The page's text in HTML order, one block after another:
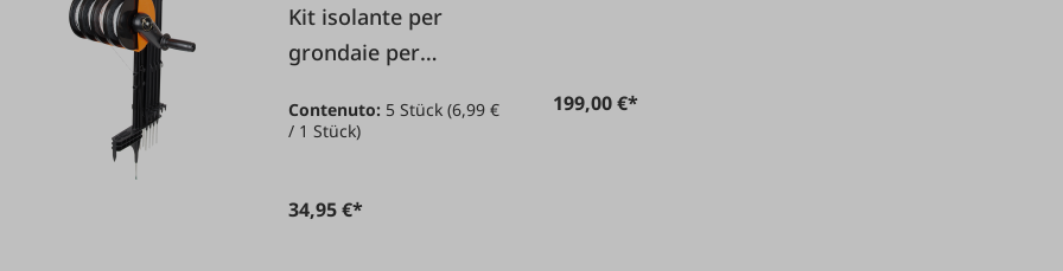
Kit isolante per
grondaie per
Contenuto: 5 Stück(6,99 €
/ 1 Stück)
34,95 €*
199,00 €*